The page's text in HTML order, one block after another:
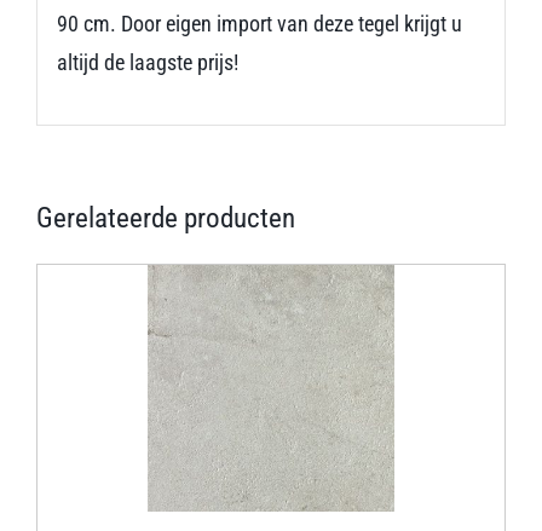
90 cm. Door eigen import van deze tegel krijgt u
altijd de laagste prijs!
Gerelateerde producten